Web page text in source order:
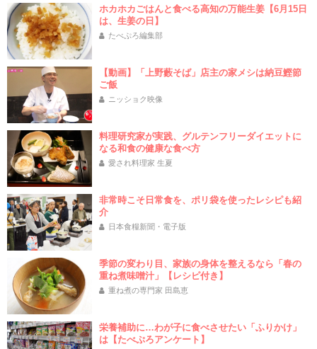
ホカホカごはんと食べる高知の万能生姜【6月15日
は、生姜の日】
たべぷろ編集部
【動画】「上野藪そば」店主の家メシは納豆鰹節
ご飯
ニッショク映像
料理研究家が実践、グルテンフリーダイエットに
なる和食の健康な食べ方
愛され料理家 生夏
非常時こそ日常食を、ポリ袋を使ったレシピも紹
介
日本食糧新聞・電子版
季節の変わり目、家族の身体を整えるなら「春の
重ね煮味噌汁」【レシピ付き】
重ね煮の専門家 田島恵
栄養補助に…わが子に食べさせたい「ふりかけ」
は【たべぷろアンケート】